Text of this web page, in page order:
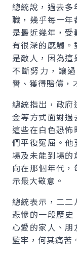
總統說，過去
職，幾乎每一年
是最近幾年，
有很深的感觸
是敵人，因為
不斷努力，讓
譽、獲得賠償，
總統指出，政
金等方式面對
這些在白色恐
們平復冤屈。他
場及未能到場的
向在那個年代
示最大敬意。
總統表示，二
悲慘的一段歷
心愛的家人、
監牢，何其痛苦